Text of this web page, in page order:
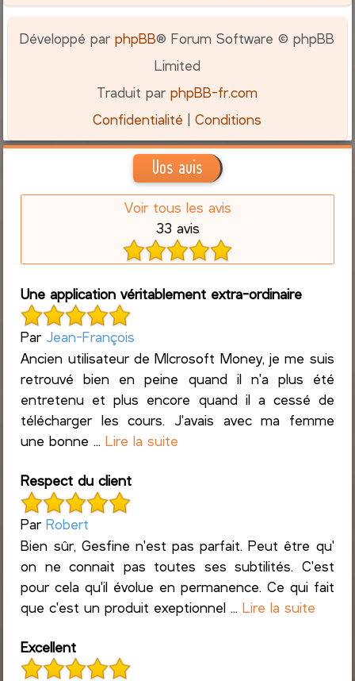
Développé parphpBB® Forum Software © phpBB
Limited
Traduit parphpBB-fr.com
Confidentialité |Conditions
Vos avis
Voir tous les avis
33 avis
Une application véritablement extra-ordinaire
Par Jean-François
Ancien utilisateur de MIcrosoft Money, je me suis
retrouvé bien en peine quand il n'a plus été
entretenu et plus encore quand il a cessé de
télécharger les cours. J'avais avec ma femme
une bonne ...Lire la suite
Respect du client
ParRobert
Bien sûr, Gesfine n'est pas parfait. Peut être qu'
on ne connait pas toutes ses subtilités. C'est
pour cela qu'il évolue en permanence. Ce qui fait
que c'est un produit exeptionnel ...Lire la suite
Excellent